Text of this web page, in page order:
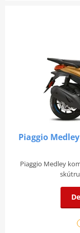
Piaggio Medley
Piaggio Medley